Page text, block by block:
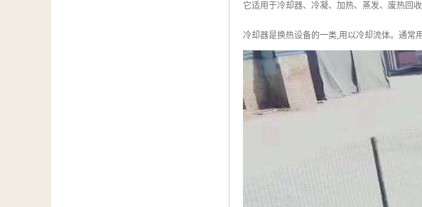
它适用于冷却器、冷凝、加热、蒸发、废热回
冷却器是换热设备的一类,用以冷却流体。通常